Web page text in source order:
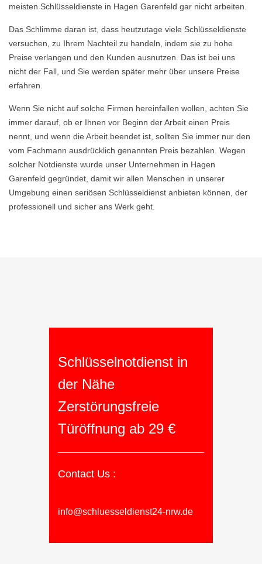
meisten Schlüsseldienste in Hagen Garenfeld gar nicht arbeiten.
Das Schlimme daran ist, dass heutzutage viele Schlüsseldienste
versuchen, zu Ihrem Nachteil zu handeln, indem sie zu hohe
Preise verlangen und den Kunden ausnutzen. Das ist bei uns
nicht der Fall, und Sie werden später mehr über unsere Preise
erfahren.
Wenn Sie nicht auf solche Firmen hereinfallen wollen, achten Sie
immer darauf, ob er Ihnen vor Beginn der Arbeit einen Preis
nennt, und wenn die Arbeit beendet ist, sollten Sie immer nur den
vom Fachmann ausdrücklich genannten Preis bezahlen. Wegen
solcher Notdienste wurde unser Unternehmen in Hagen
Garenfeld gegründet, damit wir allen Menschen in unserer
Umgebung einen seriösen Schlüsseldienst anbieten können, der
professionell und sicher ans Werk geht.
Schlüsselnotdienst in
der Nähe
Zerstörungsfreie
Türöffnung ab 29 €
Contact Us :
info@schluesseldienst24-nrw.de